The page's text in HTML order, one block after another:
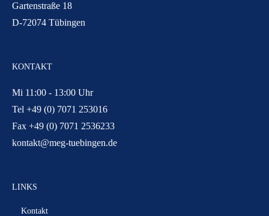
Gartenstraße 18
D-72074 Tübingen
KONTAKT
Mi 11:00 - 13:00 Uhr
Tel +49 (0) 7071 253016
Fax +49 (0) 7071 2536233
kontakt@meg-tuebingen.de
LINKS
Kontakt